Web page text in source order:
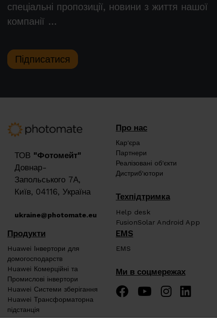
спеціальні пропозиції, новини з життя нашої
компанії …
Підписатися
ТОВ "Фотомейт"
Довнар-
Запольського 7А,
Київ, 04116, Україна
ukraine@photomate.eu
Про нас
Кар'єра
Партнери
Реалізовані об'єкти
Дистриб'ютори
Техпідтримка
Help desk
FusionSolar Android App
Продукти
Huawei Інвертори для
домогосподарств
Huawei Комерційні та
Промислові інвертори
Huawei Системи зберігання
Huawei Трансформаторна
підстанція
Huawei Зарядні пристрої
EMS
EMS
Ми в соцмережах